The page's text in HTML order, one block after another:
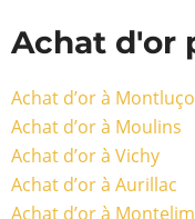
Achat d'or
Achat d’or à
Achat d’or à Moulins
Achat d’or à Vichy
Achat d’or à Aurillac
Achat d’or à